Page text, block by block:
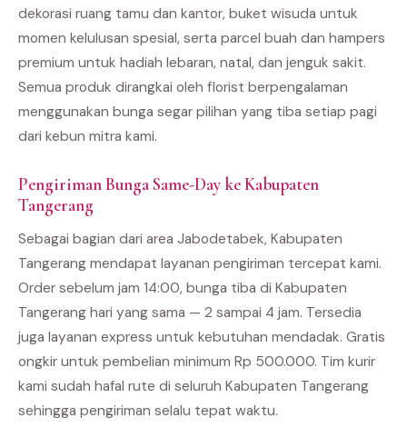
dekorasi ruang tamu dan kantor, buket wisuda untuk
momen kelulusan spesial, serta parcel buah dan hampers
premium untuk hadiah lebaran, natal, dan jenguk sakit.
Semua produk dirangkai oleh florist berpengalaman
menggunakan bunga segar pilihan yang tiba setiap pagi
dari kebun mitra kami.
Pengiriman Bunga Same-Day ke Kabupaten
Tangerang
Sebagai bagian dari area Jabodetabek, Kabupaten
Tangerang mendapat layanan pengiriman tercepat kami.
Order sebelum jam 14:00, bunga tiba di Kabupaten
Tangerang hari yang sama — 2 sampai 4 jam. Tersedia
juga layanan express untuk kebutuhan mendadak. Gratis
ongkir untuk pembelian minimum Rp 500.000. Tim kurir
kami sudah hafal rute di seluruh Kabupaten Tangerang
sehingga pengiriman selalu tepat waktu.